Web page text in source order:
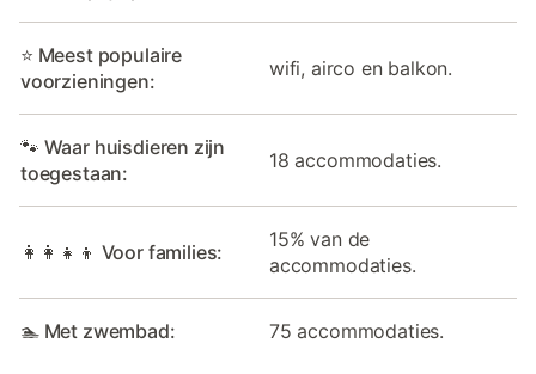
⭐ Meest populaire
voorzieningen:
wifi, airco en balkon.
🐾 Waar huisdieren zijn
toegestaan:
18 accommodaties.
👩‍👩‍👧‍👦 Voor families:
15% van de
accommodaties.
🏊 Met zwembad: 75 accommodaties.